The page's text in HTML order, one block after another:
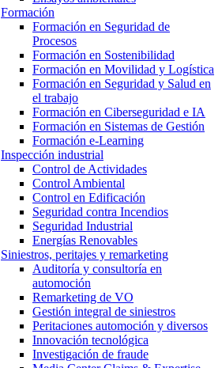
Formación
Formación en Seguridad de
Procesos
Formación en Sostenibilidad
Formación en Movilidad y Logística
Formación en Seguridad y Salud en
el trabajo
Formación en Ciberseguridad e IA
Formación en Sistemas de Gestión
Formación e-Learning
Inspección industrial
Control de Actividades
Control Ambiental
Control en Edificación
Seguridad contra Incendios
Seguridad Industrial
Energías Renovables
Siniestros, peritajes y remarketing
Auditoría y consultoría en
automoción
Remarketing de VO
Gestión integral de siniestros
Peritaciones automoción y diversos
Innovación tecnológica
Investigación de fraude